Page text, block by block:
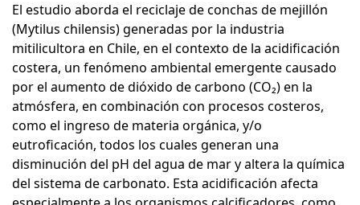
El estudio aborda el reciclaje de conchas de mejillón
(Mytilus chilensis) generadas por la industria
mitilicultora en Chile, en el contexto de la acidificación
costera, un fenómeno ambiental emergente causado
por el aumento de dióxido de carbono (CO₂) en la
atmósfera, en combinación con procesos costeros,
como el ingreso de materia orgánica, y/o
eutroficación, todos los cuales generan una
disminución del pH del agua de mar y altera la química
del sistema de carbonato. Esta acidificación afecta